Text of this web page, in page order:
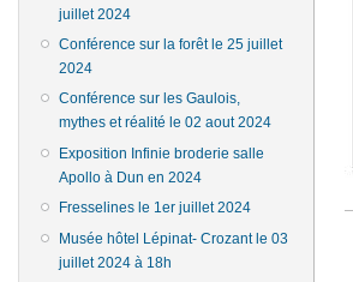
juillet 2024
Conférence sur la forêt le 25 juillet
2024
Conférence sur les Gaulois,
mythes et réalité le 02 aout 2024
Exposition Infinie broderie salle
Apollo à Dun en 2024
Fresselines le 1er juillet 2024
Musée hôtel Lépinat- Crozant le 03
juillet 2024 à 18h